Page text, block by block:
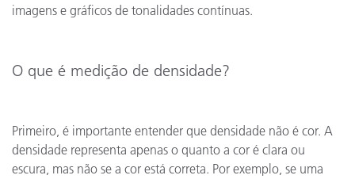
imagens e gráficos de tonalidades contínuas.
O que é medição de densidade?
Primeiro, é importante entender que densidade não é cor. A
densidade representa apenas o quanto a cor é clara ou
escura, mas não se a cor está correta. Por exemplo, se uma